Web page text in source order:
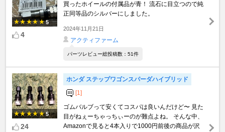
5
4
買ったホイールの付属品が青！ 流石に目立つので純
正同等品のシルバーにしました。
2024年11月21日
アクティファーム
パーツレビュー総投稿数：51件
5
24
ホンダ ステップワゴンスパーダハイブリッド
[1]
ゴムバルブって安くてコスパは良いんだけど〜 見た
目がねぇーちゃっちぃーのが難点よね。 そんな中、
Amazonで見ると4本入りで1000円前後の商品が沢